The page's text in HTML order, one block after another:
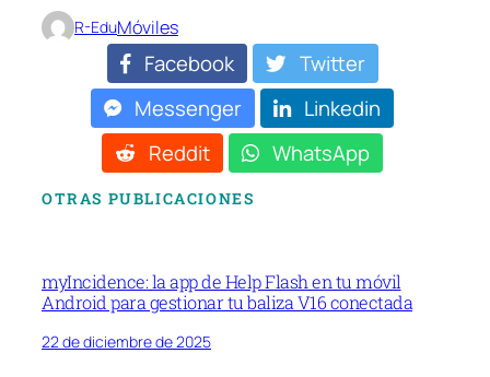
R-EduMóviles
Facebook
Twitter
Messenger
Linkedin
Reddit
WhatsApp
OTRAS PUBLICACIONES
myIncidence: la app de Help Flash en tu móvil
Android para gestionar tu baliza V16 conectada
22 de diciembre de 2025